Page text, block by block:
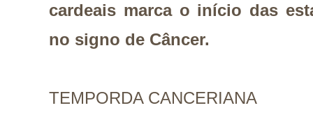
cardeais marca o início das
no signo de Câncer.
TEMPORDA CANCERIANA